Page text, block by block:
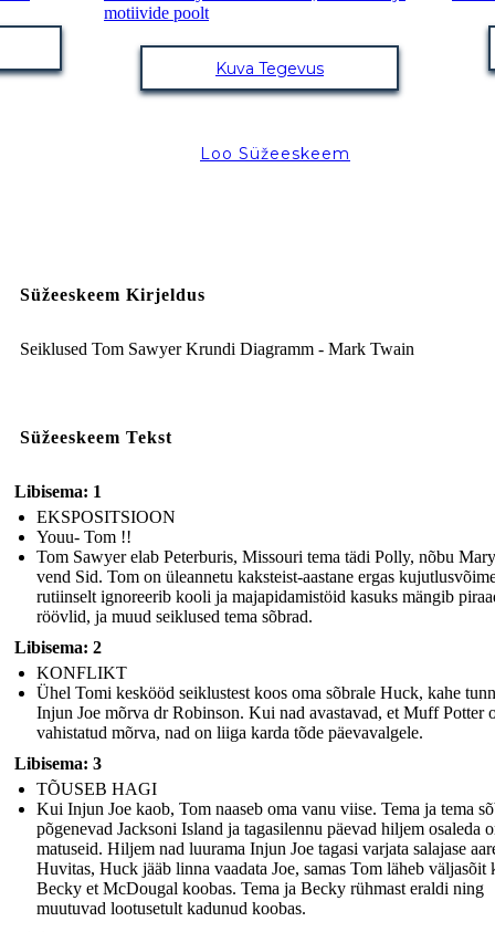
Kuva Tegevus
Loo Süžeeskeem
Süžeeskeem Kirjeldus
Seiklused Tom Sawyer Krundi Diagramm - Mark Twain
Süžeeskeem Tekst
Libisema: 1
EKSPOSITSIOON
Youu- Tom !!
Tom Sawyer elab Peterburis, Missouri tema tädi Polly, nõbu
vend Sid. Tom on üleannetu kaksteist-aastane ergas
rutiinselt ignoreerib kooli ja majapidamistöid kasuks mängib
röövlid, ja muud seiklused tema sõbrad.
Libisema: 2
KONFLIKT
Ühel Tomi keskööd seiklustest koos oma sõbrale Huck, kahe
Injun Joe mõrva dr Robinson. Kui nad avastavad, et Muff Potter
vahistatud mõrva, nad on liiga karda tõde päevavalgele.
Libisema: 3
TÕUSEB HAGI
Kui Injun Joe kaob, Tom naaseb oma vanu viise. Tema ja tema
põgenevad Jacksoni Island ja tagasilennu päevad hiljem osaleda
matuseid. Hiljem nad luurama Injun Joe tagasi varjata salajase
Huvitas, Huck jääb linna vaadata Joe, samas Tom läheb väljasõit
Becky et McDougal koobas. Tema ja Becky rühmast eraldi ning
muutuvad lootusetult kadunud koobas.